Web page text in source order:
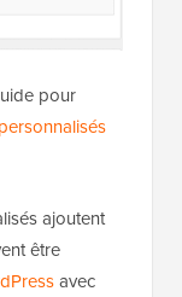
pour
ajoutent
être
avec